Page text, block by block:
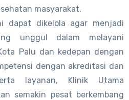
masyarakat.
dapat dikelola agar menjadi
unggul dalam melayani
Palu dan kedepan dengan
dengan akreditasi dan
layanan, Klinik Utama
semakin pesat berkembang